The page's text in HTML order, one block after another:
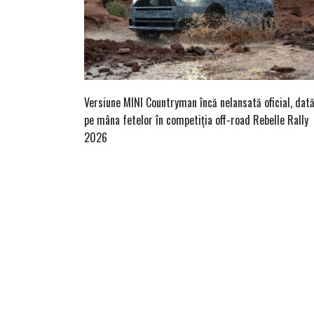
Versiune MINI Countryman încă nelansată oficial, dată
pe mâna fetelor în competiția off-road Rebelle Rally
2026